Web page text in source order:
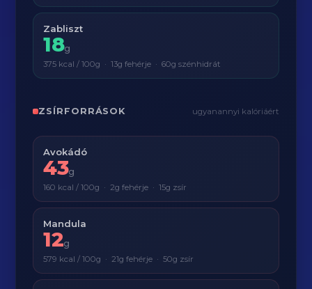
Zabliszt
18g
375 kcal / 100g · 13g fehérje · 60g szénhidrát
ZSÍRFORRÁSOK ugyanannyi kalóriáért
Avokádó
43g
160 kcal / 100g · 2g fehérje · 15g zsír
Mandula
12g
579 kcal / 100g · 21g fehérje · 50g zsír